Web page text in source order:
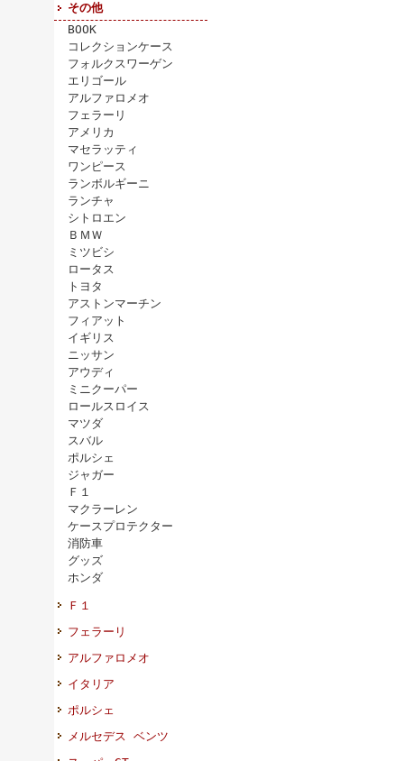
その他
BOOK
コレクションケース
フォルクスワーゲン
エリゴール
アルファロメオ
フェラーリ
アメリカ
マセラッティ
ワンピース
ランボルギーニ
ランチャ
シトロエン
ＢＭＷ
ミツビシ
ロータス
トヨタ
アストンマーチン
フィアット
イギリス
ニッサン
アウディ
ミニクーパー
ロールスロイス
マツダ
スバル
ポルシェ
ジャガー
Ｆ１
マクラーレン
ケースプロテクター
消防車
グッズ
ホンダ
Ｆ１
フェラーリ
アルファロメオ
イタリア
ポルシェ
メルセデス ベンツ